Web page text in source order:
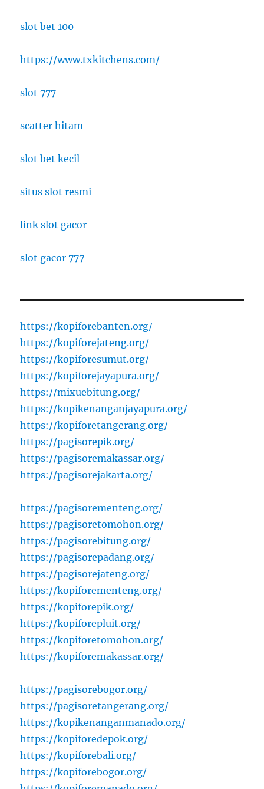
slot bet 100
https://www.txkitchens.com/
slot 777
scatter hitam
slot bet kecil
situs slot resmi
link slot gacor
slot gacor 777
https://kopiforebanten.org/
https://kopiforejateng.org/
https://kopiforesumut.org/
https://kopiforejayapura.org/
https://mixuebitung.org/
https://kopikenanganjayapura.org/
https://kopiforetangerang.org/
https://pagisorepik.org/
https://pagisoremakassar.org/
https://pagisorejakarta.org/
https://pagisorementeng.org/
https://pagisoretomohon.org/
https://pagisorebitung.org/
https://pagisorepadang.org/
https://pagisorejateng.org/
https://kopiforementeng.org/
https://kopiforepik.org/
https://kopiforepluit.org/
https://kopiforetomohon.org/
https://kopiforemakassar.org/
https://pagisorebogor.org/
https://pagisoretangerang.org/
https://kopikenanganmanado.org/
https://kopiforedepok.org/
https://kopiforebali.org/
https://kopiforebogor.org/